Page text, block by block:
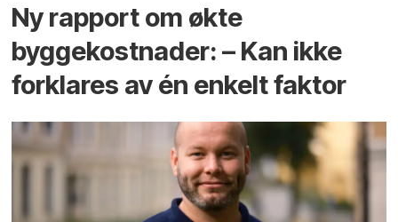
Ny rapport om økte
byggekostnader: – Kan ikke
forklares av én enkelt faktor